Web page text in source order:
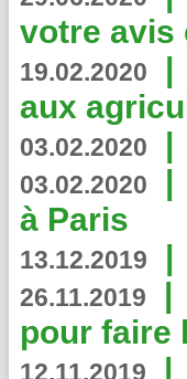
votre avis
19.02.2020 |
aux
03.02.2020 |
03.02.2020 |
à Paris
13.12.2019 |
26.11.2019 |
pour faire
12.11.2019 |